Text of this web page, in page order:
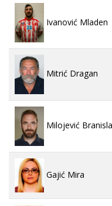
Ivanović Mladen
Mitrić Dragan
Milojević
Gajić Mira